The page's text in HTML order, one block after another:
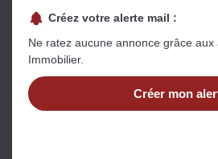
Créez votre alerte mail :
Ne ratez aucune annonce grâce
Immobilier.
Créer mon